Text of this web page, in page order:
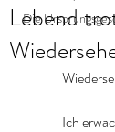
Die
Lebend